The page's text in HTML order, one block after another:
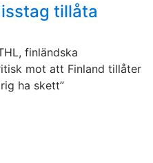
tillåta
finländska
mot att Finland tillåter
ha skett”